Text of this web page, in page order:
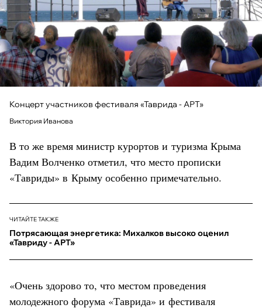
Концерт участников фестиваля «Таврида - АРТ»
Виктория Иванова
В то же время министр курортов и туризма Крыма
Вадим Волченко отметил, что место прописки
«Тавриды» в Крыму особенно примечательно.
ЧИТАЙТЕ ТАКЖЕ
Потрясающая энергетика: Михалков высоко оценил
«Тавриду - АРТ»
«Очень здорово то, что местом проведения
молодежного форума «Таврида» и фестиваля